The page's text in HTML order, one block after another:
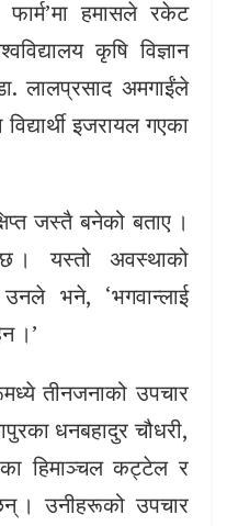
फार्म’मा हमासले रकेट
कृषि विज्ञान
लालप्रसाद अमगाईंले
इजरायल गएका
जस्तै बनेको बताए ।
यस्तो अवस्थाको
भने, ‘भगवान्लाई
।’
तीनजनाको उपचार
धनबहादुर चौधरी,
हिमाञ्चल कट्टेल र
। उनीहरूको उपचार